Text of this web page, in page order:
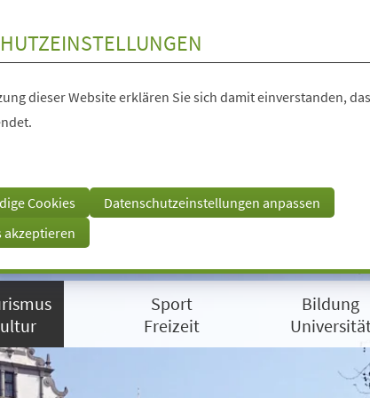
dieser Website erklären Sie sich damit einverstanden,
Cookies
Datenschutzeinstellungen anpassen
akzeptieren
Sport
Freizeit
Bildung